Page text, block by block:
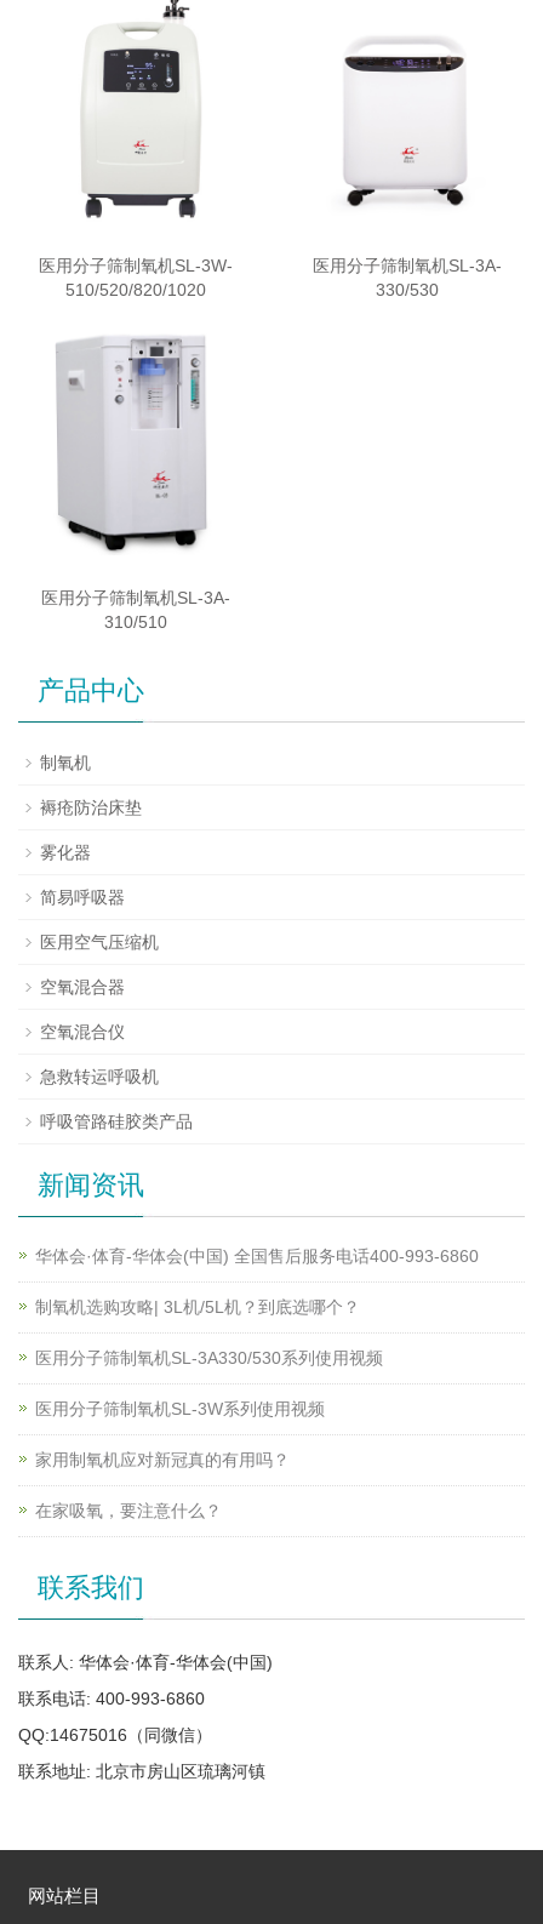
医用分子筛制氧机SL-3W-
510/520/820/1020
医用分子筛制氧机SL-3A-
330/530
医用分子筛制氧机SL-3A-
310/510
产品中心
制氧机
褥疮防治床垫
雾化器
简易呼吸器
医用空气压缩机
空氧混合器
空氧混合仪
急救转运呼吸机
呼吸管路硅胶类产品
新闻资讯
华体会·体育-华体会(中国) 全国售后服务电话400-993-6860
制氧机选购攻略| 3L机/5L机？到底选哪个？
医用分子筛制氧机SL-3A330/530系列使用视频
医用分子筛制氧机SL-3W系列使用视频
家用制氧机应对新冠真的有用吗？
在家吸氧，要注意什么？
联系我们
联系人: 华体会·体育-华体会(中国)
联系电话: 400-993-6860
QQ:14675016（同微信）
联系地址: 北京市房山区琉璃河镇
网站栏目